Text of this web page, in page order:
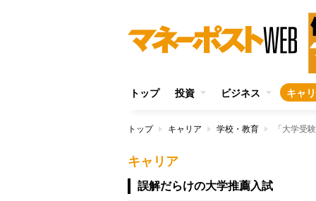
トップ 投資 ビジネス キャ
トップ キャリア 学校・教育
キャリア
誤解だらけの大学推薦入試